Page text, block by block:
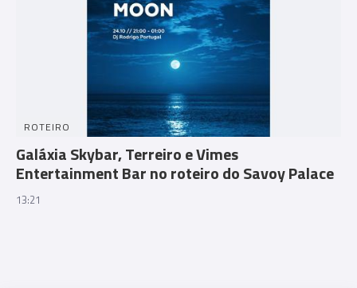
ROTEIRO
Galáxia Skybar, Terreiro e Vimes
Entertainment Bar no roteiro do Savoy Palace
13:21